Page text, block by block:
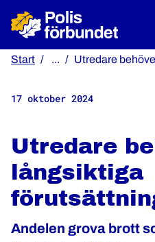
Start ... Utredare
17 oktober 2024
Utredare
långsiktiga
Andelen grova brott